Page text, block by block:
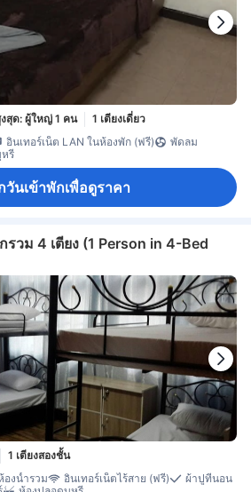
สุด: ผู้ใหญ่ 1 คน
1 เตียงเดี่ยว
อินเทอร์เน็ต LAN ในห้องพัก (ฟรี)
พัดลม
รี่
วันเข้าพักเพื่อดูราคา
วม 4 เตียง (1 Person in 4-Bed
1 เตียงสองชั้น
องน้ำรวม อินเทอร์เน็ตไร้สาย (ฟรี)
ผ้าปูที่นอน